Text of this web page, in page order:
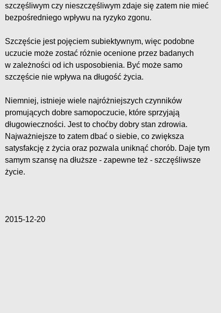
szczęśliwym czy nieszczęśliwym zdaje się zatem nie mieć
bezpośredniego wpływu na ryzyko zgonu.
Szczęście jest pojęciem subiektywnym, więc podobne
uczucie może zostać różnie ocenione przez badanych
w zależności od ich usposobienia. Być może samo
szczęście nie wpływa na długość życia.
Niemniej, istnieje wiele najróżniejszych czynników
promujących dobre samopoczucie, które sprzyjają
długowieczności. Jest to choćby dobry stan zdrowia.
Najważniejsze to zatem dbać o siebie, co zwiększa
satysfakcję z życia oraz pozwala uniknąć chorób. Daje tym
samym szansę na dłuższe - zapewne też - szczęśliwsze
życie.
2015-12-20